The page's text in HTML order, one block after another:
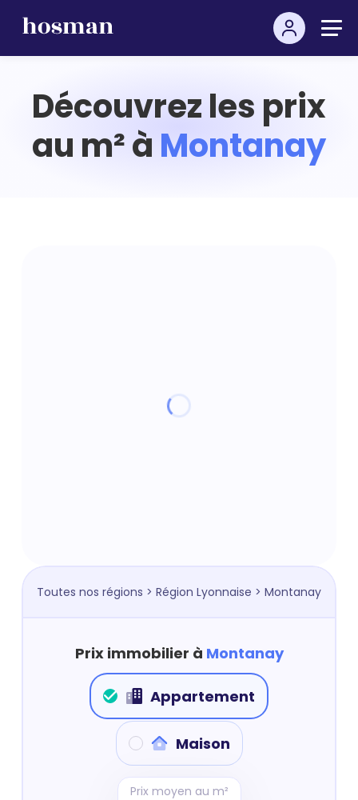
Découvrez les prix
au m² à Montanay
Toutes nos régions > Région Lyonnaise > Montanay
Prix immobilier à Montanay
Appartement
Maison
Prix moyen au m²